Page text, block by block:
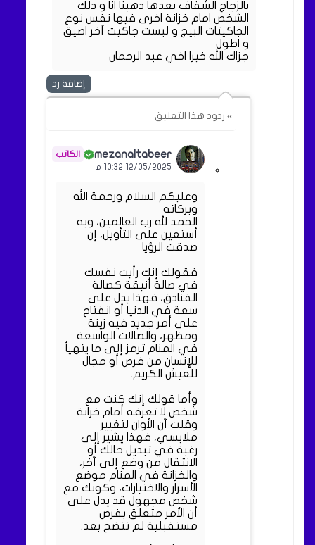
بالزجاج الشفاف بعدها دهبنا انا و دلك
الشخص امام خزانة اخرى فيها نفس نوع
الجاكيتات البيج و لبست جاكيت آخر اضيق
و اطول
جزاك الله خيرا اخي عبد الرحمان
إضافة رد
» ردود هذا التعليق
mezanaltabeer
12/05/2025 10:32 م
وعليكم السلام ورحمة الله
وبركاته
الحمد لله رب العالمين، وبه
أستعين على التأويل، إن
صدقت الرؤيا
فقولك إنك رأيت نفسك
في صالة أنيقة كصالة
الفنادق، فهذا يدل على
سعة في الدنيا أو انفتاح
على أمر جديد فيه زينة
ومظهر، والصالات الواسعة
في المنام ترمز إلى ما يتهيأ
للإنسان من فرص أو مجال
للعيش الكريم.
وأما قولك إنك كنت مع
شخص لا تعرفه أمام خزانة
وقلت آن الأوان لتغيير
ملابسي، فهذا يشير إلى
رغبة في تبديل حالك أو
الانتقال من وضع إلى آخر،
والخزانة في المنام موضع
الأسرار والاختيارات، وكونك مع
شخص مجهول قد يدل على
أن الأمر متعلق بفرص
مستقبلية لم تتضح بعد.